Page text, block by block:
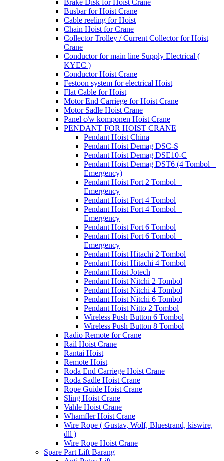
Brake Disk for Hoist Crane
Busbar for Hoist Crane
Cable reeling for Hoist
Chain Hoist for Crane
Collector Trolley / Current Collector for Hoist
Crane
Conductor for main line Supply Electrical (
KYEC )
Conductor Hoist Crane
Festoon system for electrical Hoist
Flat Cable for Hoist
Motor End Carriege for Hoist Crane
Motor Sadle Hoist Crane
Panel c/w komponen Hoist Crane
PENDANT FOR HOIST CRANE
Pendant Hoist China
Pendant Hoist Demag DSC-S
Pendant Hoist Demag DSE10-C
Pendant Hoist Demag DST6 (4 Tombol +
Emergency)
Pendant Hoist Fort 2 Tombol +
Emergency
Pendant Hoist Fort 4 Tombol
Pendant Hoist Fort 4 Tombol +
Emergency
Pendant Hoist Fort 6 Tombol
Pendant Hoist Fort 6 Tombol +
Emergency
Pendant Hoist Hitachi 2 Tombol
Pendant Hoist Hitachi 4 Tombol
Pendant Hoist Jotech
Pendant Hoist Nitchi 2 Tombol
Pendant Hoist Nitchi 4 Tombol
Pendant Hoist Nitchi 6 Tombol
Pendant Hoist Nitto 2 Tombol
Wireless Push Button 6 Tombol
Wireless Push Button 8 Tombol
Radio Remote for Crane
Rail Hoist Crane
Rantai Hoist
Remote Hoist
Roda End Carriege Hoist Crane
Roda Sadle Hoist Crane
Rope Guide Hoist Crane
Sling Hoist Crane
Vahle Hoist Crane
Whamfler Hoist Crane
Wire Rope ( Gustav, Wolf, Bluestrand, kiswire,
dll )
Wire Rope Hoist Crane
Spare Part Lift Barang